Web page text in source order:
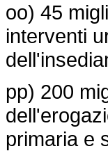
oo) 45
interventi
pp) 200
primaria e